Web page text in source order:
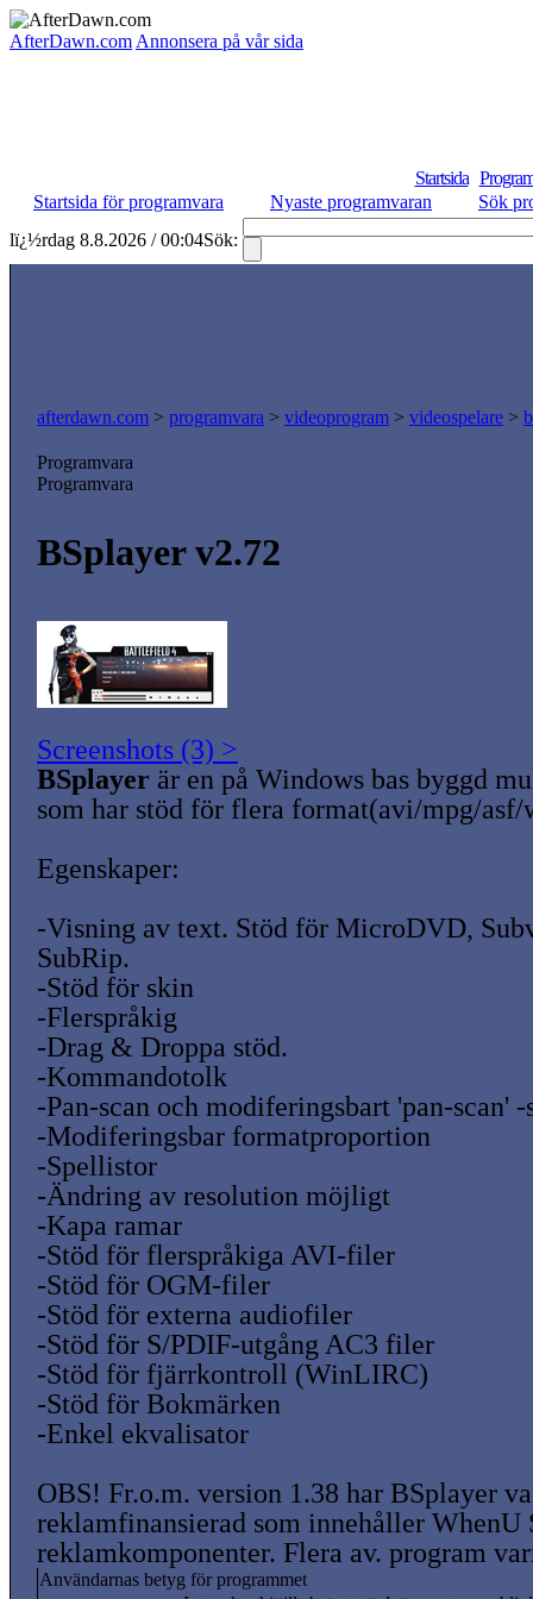
AfterDawn.com Annonsera på vår sida
Startsida
Startsida för programvara
Nyaste programvaran
Sök
lï¿½rdag 8.8.2026 / 00:04Sök:
afterdawn.com > programvara > videoprogram > videospelare >
Programvara
Programvara
BSplayer v2.72
Screenshots (3) >
BSplayer är en på Windows bas byggd
som har stöd för flera format(avi/mpg/
Egenskaper:
-Visning av text. Stöd för MicroDVD,
SubRip.
-Stöd för skin
-Flerspråkig
-Drag & Droppa stöd.
-Kommandotolk
-Pan-scan och modiferingsbart 'pan-scan' -
-Modiferingsbar formatproportion
-Spellistor
-Ändring av resolution möjligt
-Kapa ramar
-Stöd för flerspråkiga AVI-filer
-Stöd för OGM-filer
-Stöd för externa audiofiler
-Stöd för S/PDIF-utgång AC3 filer
-Stöd för fjärrkontroll (WinLIRC)
-Stöd för Bokmärken
-Enkel ekvalisator
OBS! Fr.o.m. version 1.38 har BSplayer
reklamfinansierad som innehåller WhenU
reklamkomponenter. Flera av. program
Användarnas betyg för programmet